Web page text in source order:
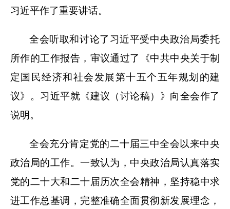
习近平作了重要讲话。
全会听取和讨论了习近平受中央政治局委托
所作的工作报告，审议通过了《中共中央关于制
定国民经济和社会发展第十五个五年规划的建
议》。习近平就《建议（讨论稿）》向全会作了
说明。
全会充分肯定党的二十届三中全会以来中央
政治局的工作。一致认为，中央政治局认真落实
党的二十大和二十届历次全会精神，坚持稳中求
进工作总基调，完整准确全面贯彻新发展理念，